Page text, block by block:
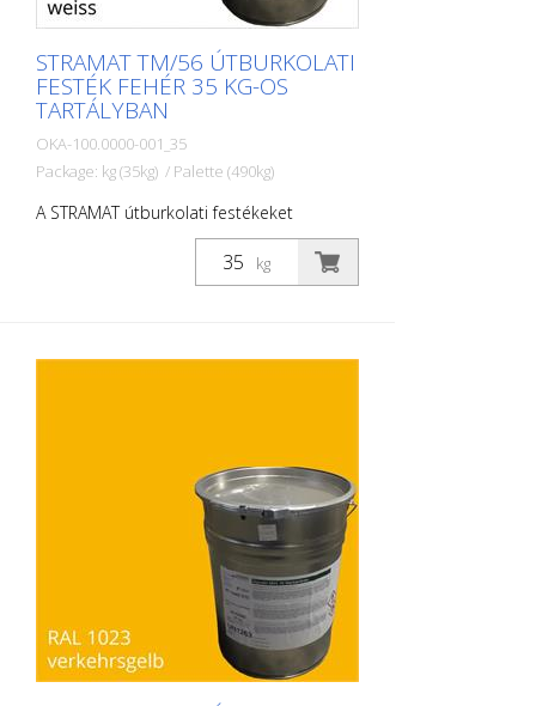
STRAMAT TM/56 ÚTBURKOLATI
FESTÉK FEHÉR 35 KG-OS
TARTÁLYBAN
OKA-100.0000-001_35
Package: kg (35kg) / Palette (490kg)
A STRAMAT útburkolati festékeket
elsősorban aszfalt- vagy betonfelületeken
használják, szegély- és középvonalak,
parkolóhelyek, űrszelvényjelzések vagy
kg